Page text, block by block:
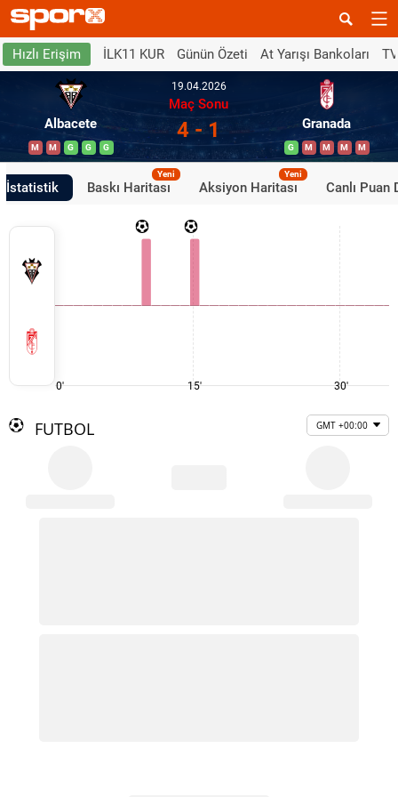
Hızlı Erişim İLK11 KUR Günün Özeti At Yarışı Bankoları
Albacete
M M G G G
19.04.2026
Maç Sonu
4 - 1 Granada
G M M M M
İstatistik Baskı Haritası
Yeni
Aksiyon Haritası
Yeni
Canlı Puan
0' 15' 30'
FUTBOL GMT +00:00